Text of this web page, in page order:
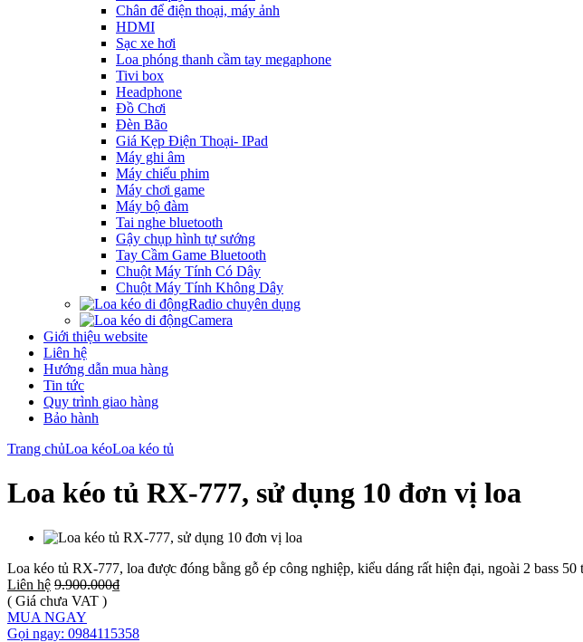
Chân để điện thoại, máy ảnh
HDMI
Sạc xe hơi
Loa phóng thanh cầm tay megaphone
Tivi box
Headphone
Đồ Chơi
Đèn Bão
Giá Kẹp Điện Thoại- IPad
Máy ghi âm
Máy chiếu phim
Máy chơi game
Máy bộ đàm
Tai nghe bluetooth
Gậy chụp hình tự sướng
Tay Cầm Game Bluetooth
Chuột Máy Tính Có Dây
Chuột Máy Tính Không Dây
Radio chuyên dụng
Camera
Giới thiệu website
Liên hệ
Hướng dẫn mua hàng
Tin tức
Quy trình giao hàng
Bảo hành
Trang chủLoa kéoLoa kéo tủ
Loa kéo tủ RX-777, sử dụng 10 đơn vị loa
Loa kéo tủ RX-777, loa được đóng bằng gỗ ép công nghiệp, kiểu dáng rất hiện đại, ngoài 2 bass
Liên hệ 9.900.000₫
( Giá chưa VAT )
MUA NGAY
Gọi ngay: 0984115358